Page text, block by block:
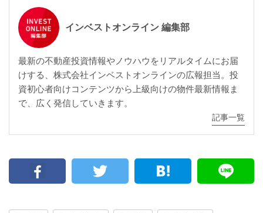
インベストオンライン 編集部
最新の不動産投資情報やノウハウをリアルタイムにお届
けする、株式会社インベストオンラインの広報担当。投
資初心者向けコンテンツから上級向けの物件最新情報ま
で、広く発信していきます。
記事一覧